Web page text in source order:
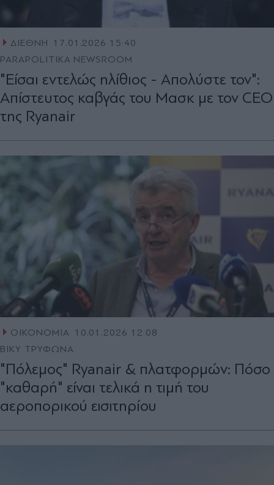
ΔΙΕΘΝΗ
17.01.2026 15:40
PARAPOLITIKA NEWSROOM
"Είσαι εντελώς ηλίθιος - Απολύστε τον":
Απίστευτος καβγάς του Μασκ με τον CEO
της Ryanair
ΟΙΚΟΝΟΜΙΑ 10.01.2026 12:08
ΒΙΚΥ ΤΡΥΦΩΝΑ
"Πόλεμος" Ryanair & πλατφορμών: Πόσο
"καθαρή" είναι τελικά η τιμή του
αεροπορικού εισιτηρίου